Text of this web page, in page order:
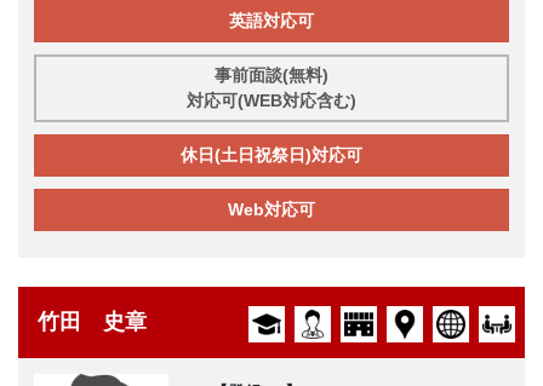
英語対応可
事前面談(無料)
対応可(WEB対応含む)
休日(土日祝祭日)対応可
Web対応可
竹田 史章